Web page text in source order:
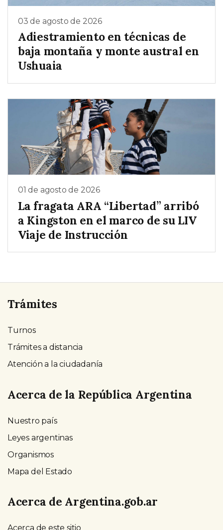
03 de agosto de 2026
Adiestramiento en técnicas de
baja montaña y monte austral en
Ushuaia
01 de agosto de 2026
La fragata ARA “Libertad” arribó
a Kingston en el marco de su LIV
Viaje de Instrucción
Trámites
Turnos
Trámites a distancia
Atención a la ciudadanía
Acerca de la República Argentina
Nuestro país
Leyes argentinas
Organismos
Mapa del Estado
Acerca de Argentina.gob.ar
Acerca de este sitio